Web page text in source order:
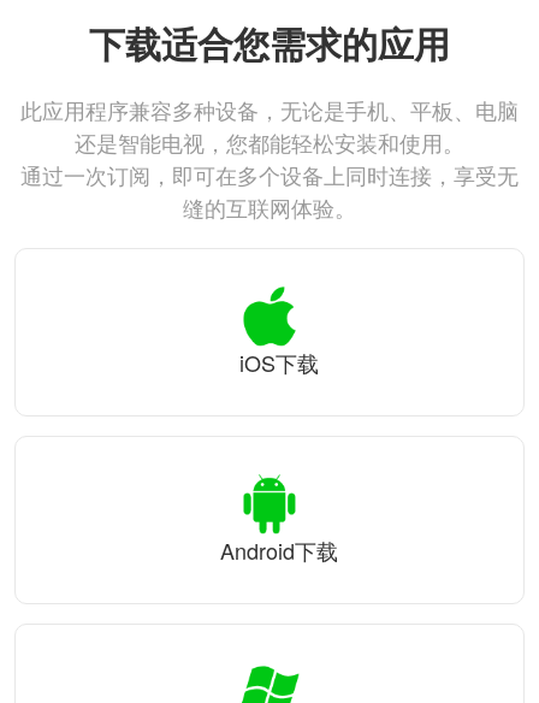
下载适合您需求的应用
此应用程序兼容多种设备，无论是手机、平板、电脑
还是智能电视，您都能轻松安装和使用。
通过一次订阅，即可在多个设备上同时连接，享受无
缝的互联网体验。
iOS下载
Android下载